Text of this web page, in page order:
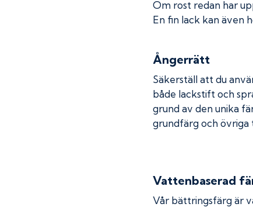
Om rost redan har
En fin lack kan även
Ångerrätt
Säkerställ att du
både lackstift och
grund av den unika
grundfärg och övriga
Vattenbaserad
Vår bättringsfärg är